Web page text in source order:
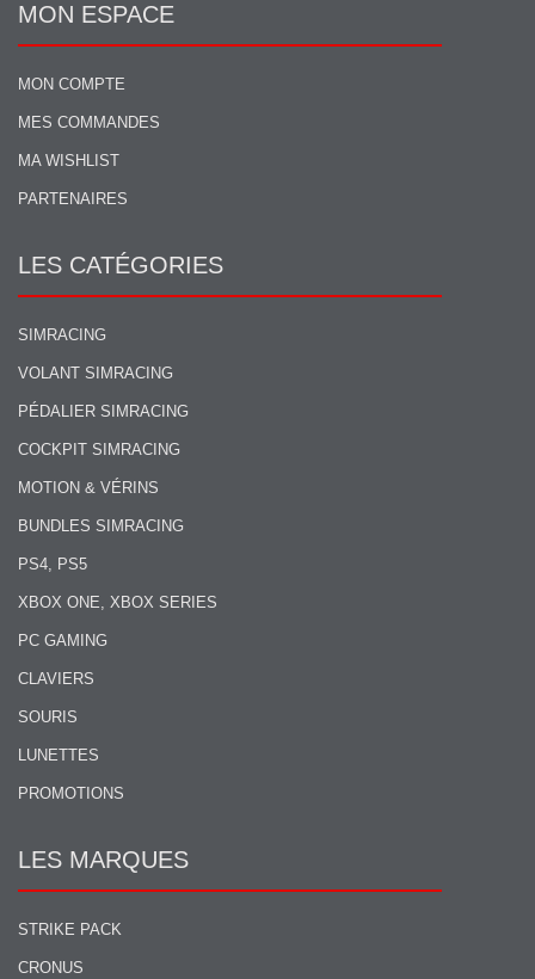
MON ESPACE
MON COMPTE
MES COMMANDES
MA WISHLIST
PARTENAIRES
LES CATÉGORIES
SIMRACING
VOLANT SIMRACING
PÉDALIER SIMRACING
COCKPIT SIMRACING
MOTION & VÉRINS
BUNDLES SIMRACING
PS4, PS5
XBOX ONE, XBOX SERIES
PC GAMING
CLAVIERS
SOURIS
LUNETTES
PROMOTIONS
LES MARQUES
STRIKE PACK
CRONUS